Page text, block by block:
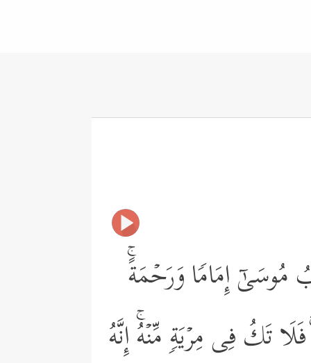
مُوسَىٰۤ إِمَامࣰا وَرَحۡمَةًۚ
تَكُ فِی مِرۡیَةࣲ مِّنۡهُۚ إِنَّهُ